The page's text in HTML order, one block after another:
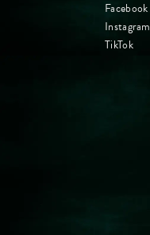
Facebook
Instagram
TikTok